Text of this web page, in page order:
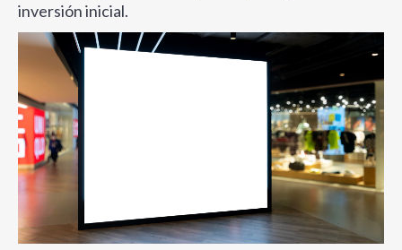
inversión inicial.